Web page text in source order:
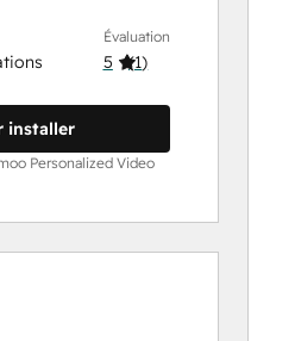
Évaluation
5 (1)
installer
Personalized Video